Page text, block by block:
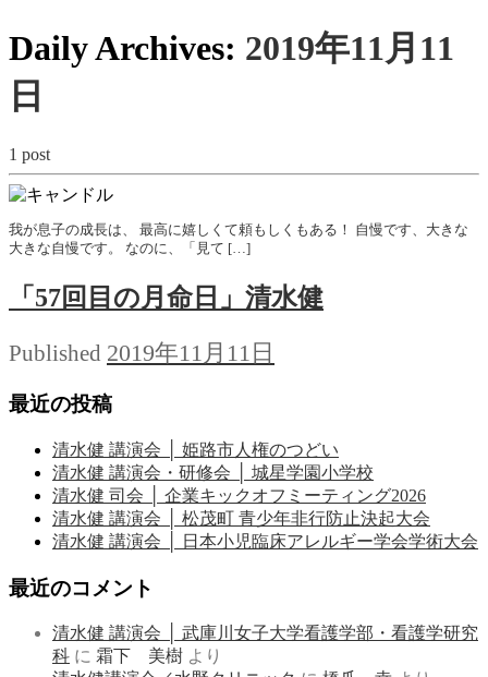
Daily Archives: 2019年11月11
日
1 post
我が息子の成長は、 最高に嬉しくて頼もしくもある！ 自慢です、大きな
大きな自慢です。 なのに、「見て […]
「57回目の月命日」清水健
Published 2019年11月11日
最近の投稿
清水健 講演会 │ 姫路市人権のつどい
清水健 講演会・研修会 │ 城星学園小学校
清水健 司会 │ 企業キックオフミーティング2026
清水健 講演会 │ 松茂町 青少年非行防止決起大会
清水健 講演会 │ 日本小児臨床アレルギー学会学術大会
最近のコメント
清水健 講演会 │ 武庫川女子大学看護学部・看護学研究
科 に 霜下 美樹 より